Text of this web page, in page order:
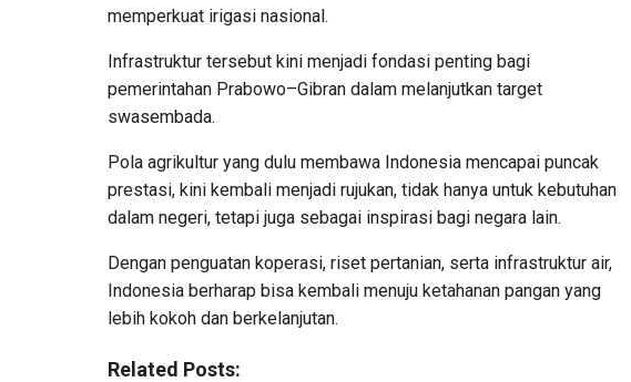
memperkuat irigasi nasional.
Infrastruktur tersebut kini menjadi fondasi penting bagi
pemerintahan Prabowo–Gibran dalam melanjutkan target
swasembada.
Pola agrikultur yang dulu membawa Indonesia mencapai puncak
prestasi, kini kembali menjadi rujukan, tidak hanya untuk kebutuhan
dalam negeri, tetapi juga sebagai inspirasi bagi negara lain.
Dengan penguatan koperasi, riset pertanian, serta infrastruktur air,
Indonesia berharap bisa kembali menuju ketahanan pangan yang
lebih kokoh dan berkelanjutan.
Related Posts: